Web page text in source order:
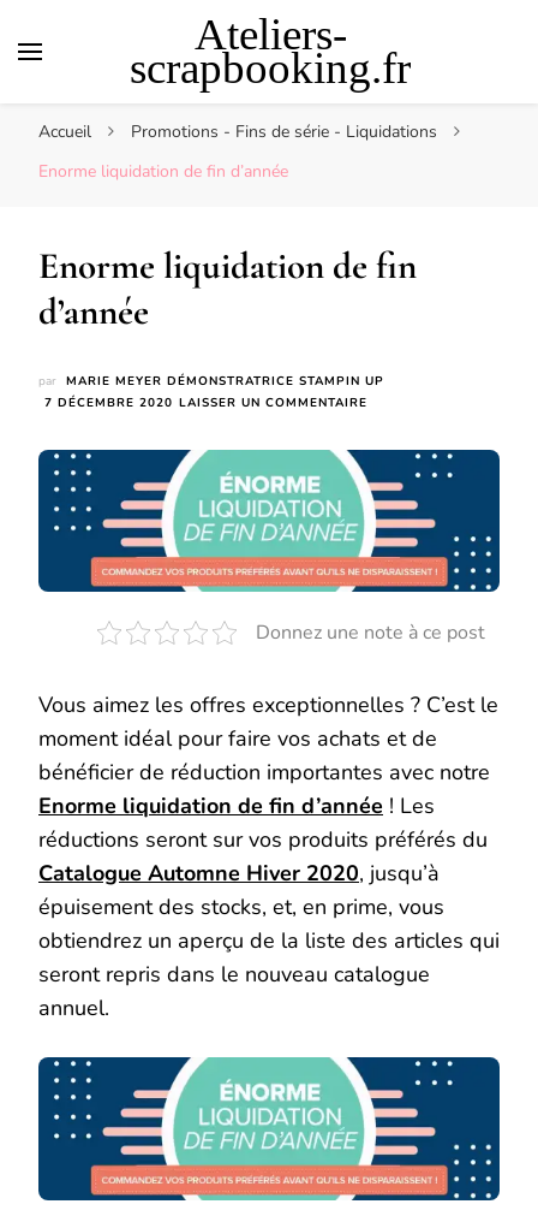
Ateliers-
scrapbooking.fr
Accueil
Promotions - Fins de série - Liquidations
Enorme liquidation de fin d’année
Enorme liquidation de fin
d’année
par
MARIE MEYER DÉMONSTRATRICE STAMPIN UP
7 DÉCEMBRE 2020 LAISSER UN COMMENTAIRE
FIN
D’ANNÉE
Donnez une note à ce post
Vous aimez les offres exceptionnelles ? C’est le
moment idéal pour faire vos achats et de
bénéficier de réduction importantes avec notre
Enorme liquidation de fin d’année ! Les
réductions seront sur vos produits préférés du
Catalogue Automne Hiver 2020, jusqu’à
épuisement des stocks, et, en prime, vous
obtiendrez un aperçu de la liste des articles qui
seront repris dans le nouveau catalogue
annuel.